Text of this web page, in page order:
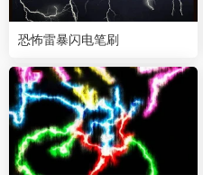
恐怖雷暴闪电笔刷